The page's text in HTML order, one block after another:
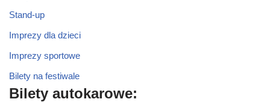
Stand-up
Imprezy dla dzieci
Imprezy sportowe
Bilety na festiwale
Bilety autokarowe: